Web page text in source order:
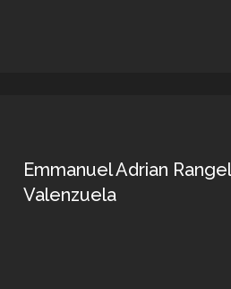
Emmanuel Adrian Rangel
Valenzuela